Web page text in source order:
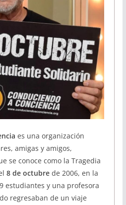
es una organización
amigas y amigos,
se conoce como la Tragedia
8 de octubre de 2006, en la
estudiantes y una profesora
regresaban de un viaje